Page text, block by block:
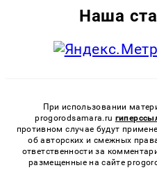
Наша
При использовании
progorodsamara.ru
противном случае будут
об авторских и смежных
ответственности за
размещенные на сайте